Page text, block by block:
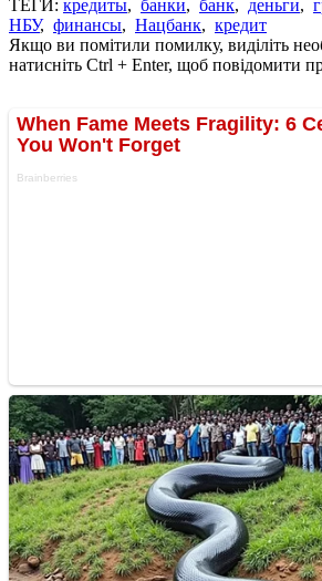
ТЕГИ: кредиты, банки, банк, деньги,
НБУ, финансы, Нацбанк, кредит
Якщо ви помітили помилку, виділіть
натисніть Ctrl + Enter, щоб повідомити